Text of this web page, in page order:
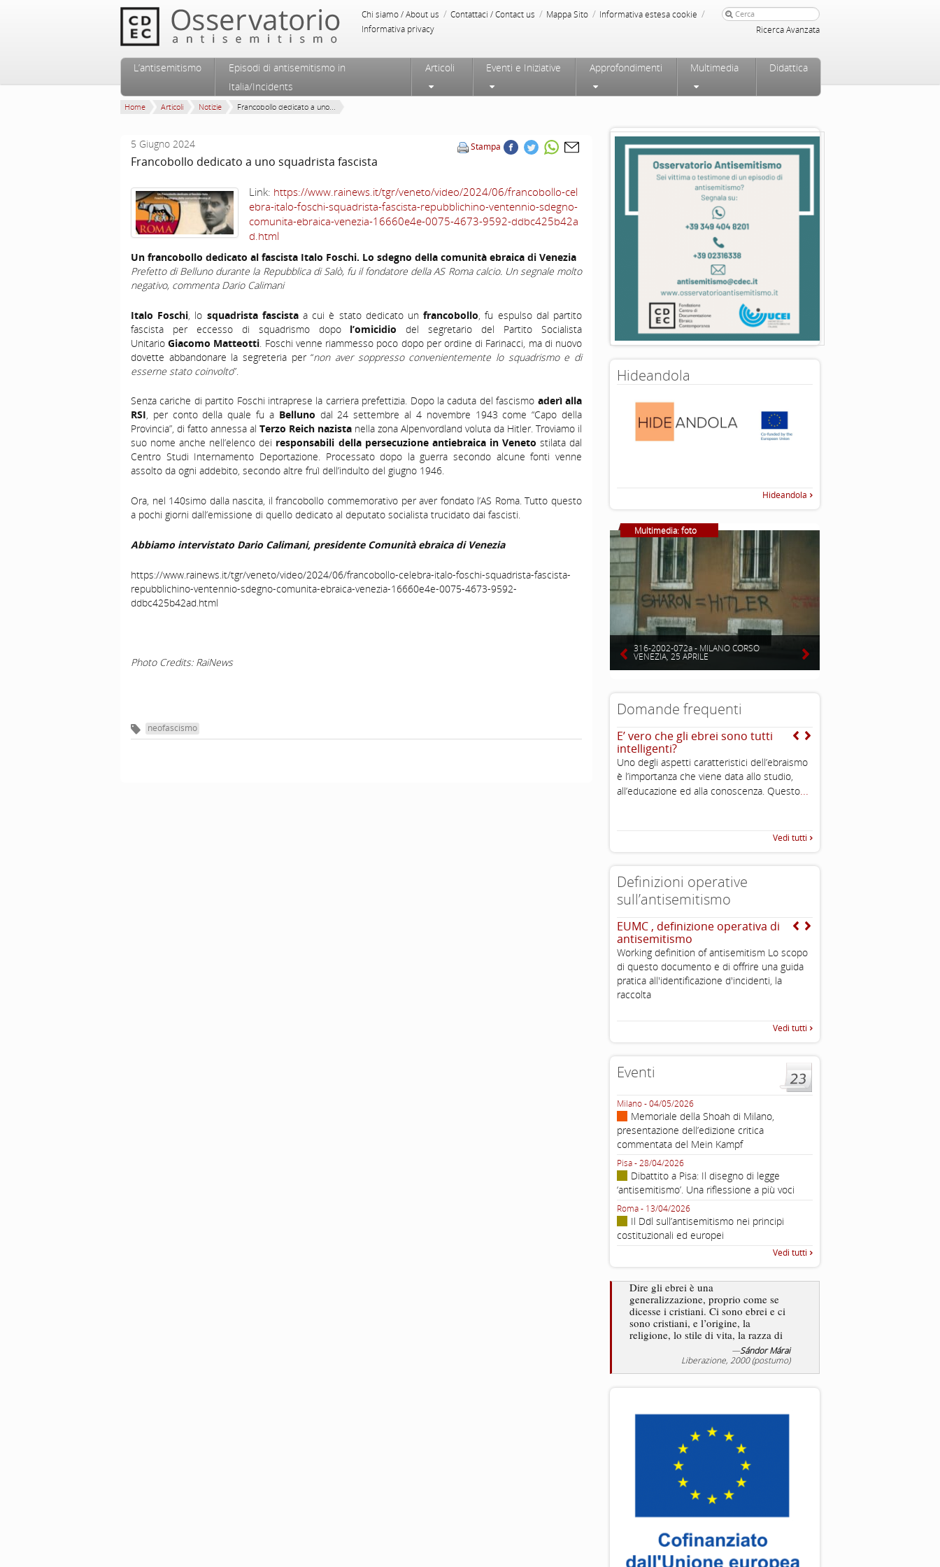
Chi siamo / About us / Contattaci / Contact us / Mappa Sito / Informativa estesa cookie /
Informativa privacy Ricerca Avanzata
Menu principale
Vai al contenuto principale
Vai al contenuto secondario
L’antisemitismo
Episodi di antisemitismo in
Italia/Incidents
Articoli Eventi e Iniziative Approfondimenti Multimedia Didattica
Home Articoli Notizie Francobollo dedicato a uno...
Stampa
5 Giugno 2024
Francobollo dedicato a uno squadrista fascista
Link: https://www.rainews.it/tgr/veneto/video/2024/06/francobollo-cel
ebra-italo-foschi-squadrista-fascista-repubblichino-ventennio-sdegno-
comunita-ebraica-venezia-16660e4e-0075-4673-9592-ddbc425b42a
d.html
Un francobollo dedicato al fascista Italo Foschi. Lo sdegno della comunità ebraica di Venezia
Prefetto di Belluno durante la Repubblica di Salò, fu il fondatore della AS Roma calcio. Un segnale molto
negativo, commenta Dario Calimani
Italo Foschi , lo squadrista fascistaa cui è stato dedicato unfrancobollo , fu espulso dal partito
fascista per eccesso di squadrismo dopo l’omicidiodel segretario del Partito Socialista
UnitarioGiacomo Matteotti . Foschi venne riammesso poco dopo per ordine di Farinacci, ma di nuovo
dovette abbandonare la segreteria per “non aver soppresso convenientemente lo squadrismo e di
esserne stato coinvolto”.
Senza cariche di partito Foschi intraprese la carriera prefettizia. Dopo la caduta del fascismo aderì alla
RSI, per conto della quale fu a Belluno dal 24 settembre al 4 novembre 1943 come “Capo della
Provincia”, di fatto annessa al Terzo Reich nazista nella zona Alpenvordland voluta da Hitler. Troviamo il
suo nome anche nell’elenco dei responsabili della persecuzione antiebraica in Veneto stilata dal
Centro Studi Internamento Deportazione. Processato dopo la guerra secondo alcune fonti venne
assolto da ogni addebito, secondo altre fruì dell’indulto del giugno 1946.
Ora, nel 140simo dalla nascita, il francobollo commemorativo per aver fondato l’AS Roma. Tutto questo
a pochi giorni dall’emissione di quello dedicato al deputato socialista trucidato dai fascisti.
Abbiamo intervistato Dario Calimani, presidente Comunità ebraica di Venezia
https://www.rainews.it/tgr/veneto/video/2024/06/francobollo-celebra-italo-foschi-squadrista-fascista-
repubblichino-ventennio-sdegno-comunita-ebraica-venezia-16660e4e-0075-4673-9592-
ddbc425b42ad.html
Photo Credits: RaiNews
neofascismo
Hideandola
Hideandola
Multimedia: foto
316-2002-072a - MILANO CORSO
VENEZIA, 25 APRILE
Domande frequenti
E’ vero che gli ebrei sono tutti
intelligenti?
Uno degli aspetti caratteristici dell’ebraismo
è l’importanza che viene data allo studio,
all’educazione ed alla conoscenza. Questo...
Vedi tutti
Definizioni operative
sull’antisemitismo
EUMC , definizione operativa di
antisemitismo
Working definition of antisemitism Lo scopo
di questo documento e di offrire una guida
pratica all'identificazione d'incidenti, la
raccolta
Vedi tutti
Eventi
Milano - 04/05/2026
Memoriale della Shoah di Milano,
presentazione dell’edizione critica
commentata del Mein Kampf
Pisa - 28/04/2026
Dibattito a Pisa: Il disegno di legge
‘antisemitismo’. Una riflessione a più voci
Roma - 13/04/2026
Il Ddl sull’antisemitismo nei principi
costituzionali ed europei
Vedi tutti
Dire gli ebrei è una
generalizzazione, proprio come se
dicesse i cristiani. Ci sono ebrei e ci
sono cristiani, e l’origine, la
religione, lo stile di vita, la razza di
sicuro comportano tanti tratti...
—Sándor Márai
Liberazione, 2000 (postumo)